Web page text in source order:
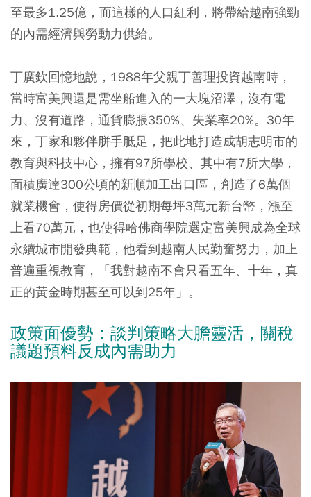
至最多1.25億，而這樣的人口紅利，將帶給越南強勁
的內需經濟與勞動力供給。
丁廣欽回憶地說，1988年父親丁善理投資越南時，
當時富美興還是需坐船進入的一大塊沼澤，沒有電
力、沒有道路，通貨膨脹350%、失業率20%。30年
來，丁家和夥伴胼手胝足，把此地打造成胡志明市的
教育與科技中心，擁有97所學校、其中有7所大學，
面積廣達300公頃的新順加工出口區，創造了6萬個
就業機會，使得房價從初期每坪3萬元新台幣，漲至
上看70萬元，也使得哈佛商學院選定富美興成為全球
永續城市開發典範，他看到越南人民勤奮努力，加上
普遍重視教育，「我對越南不會只看五年、十年，真
正的黃金時期甚至可以到25年」。
政策面優勢：談判策略大膽靈活，關稅
議題預料反成內需助力